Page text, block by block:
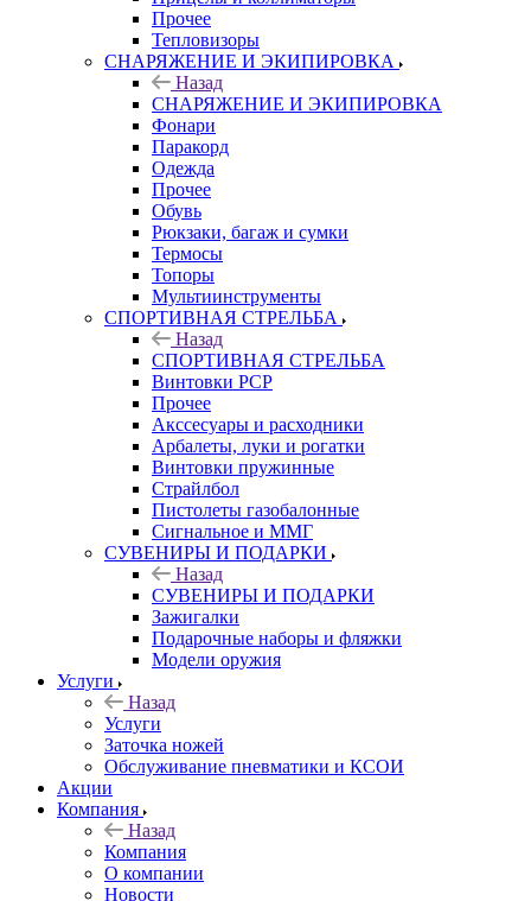
Прочее
Тепловизоры
СНАРЯЖЕНИЕ И ЭКИПИРОВКА
Назад
СНАРЯЖЕНИЕ И ЭКИПИРОВКА
Фонари
Паракорд
Одежда
Прочее
Обувь
Рюкзаки, багаж и сумки
Термосы
Топоры
Мультиинструменты
СПОРТИВНАЯ СТРЕЛЬБА
Назад
СПОРТИВНАЯ СТРЕЛЬБА
Винтовки PCP
Прочее
Акссесуары и расходники
Арбалеты, луки и рогатки
Винтовки пружинные
Страйлбол
Пистолеты газобалонные
Сигнальное и ММГ
СУВЕНИРЫ И ПОДАРКИ
Назад
СУВЕНИРЫ И ПОДАРКИ
Зажигалки
Подарочные наборы и фляжки
Модели оружия
Услуги
Назад
Услуги
Заточка ножей
Обслуживание пневматики и КСОИ
Акции
Компания
Назад
Компания
О компании
Новости